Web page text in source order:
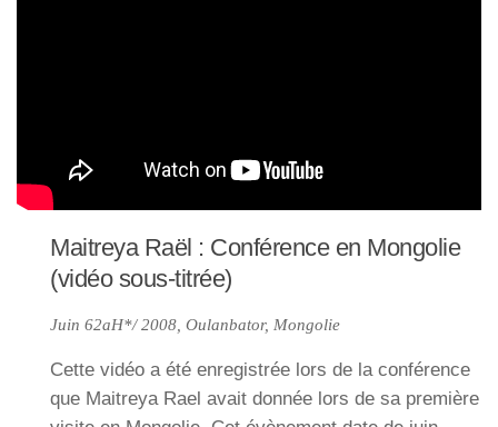
Maitreya Raël : Conférence en Mongolie
(vidéo sous-titrée)
Juin 62aH*/ 2008, Oulanbator, Mongolie
Cette vidéo a été enregistrée lors de la conférence
que Maitreya Rael avait donnée lors de sa première